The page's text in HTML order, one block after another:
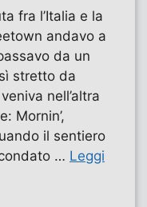
fra l’Italia e la
andavo a
da un
stretto da
nell’altra
Mornin’,
il sentiero
… Leggi